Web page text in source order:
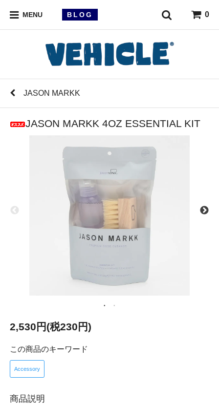
MENU BLOG 0
JASON MARKK
JASON MARKK 4OZ ESSENTIAL KIT
2,530円(税230円)
この商品のキーワード
Accessory
商品説明